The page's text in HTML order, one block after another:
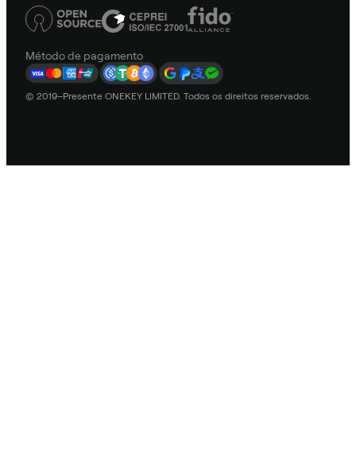
Método de pagamento
© 2019–Presente ONEKEY LIMITED. Todos os direitos reservados.